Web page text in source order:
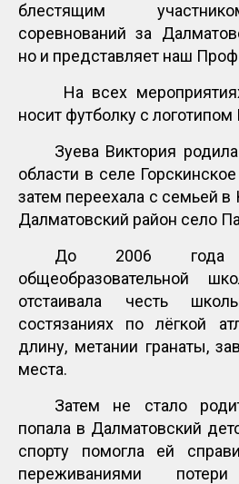
блестящим
соревнований за
но и представляет наш
На всех
носит футболку с
Зуева Виктория
области в селе
затем переехала с семьей в
Далматовский район село
До 2006 года
общеобразовательной
отстаивала честь
состязаниях по лёгкой
длину, метании гранаты,
места.
Затем не стало
попала в Далматовский
спорту помогла ей
переживаниями